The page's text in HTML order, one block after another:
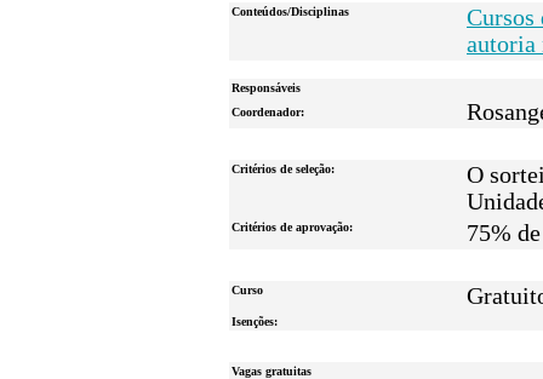
Conteúdos/Disciplinas
Cursos
autoria
Responsáveis
Coordenador:
Critérios de seleção:
O
Critérios de aprovação: 75%
Curso
Isenções:
Vagas gratuitas